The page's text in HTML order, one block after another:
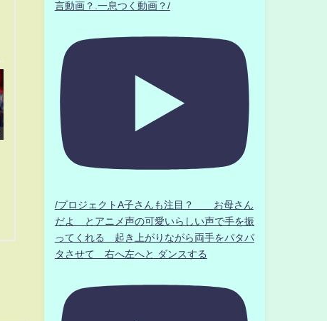
言動画？.一息つく動画？/
/プロジェクトA子さんも注目？ お母さん
だよ とアニメ声の可愛いらしい声で手を振
ってくれる 起き上がりながら両手をパタパ
タさせて 右へ左へと ダンスする